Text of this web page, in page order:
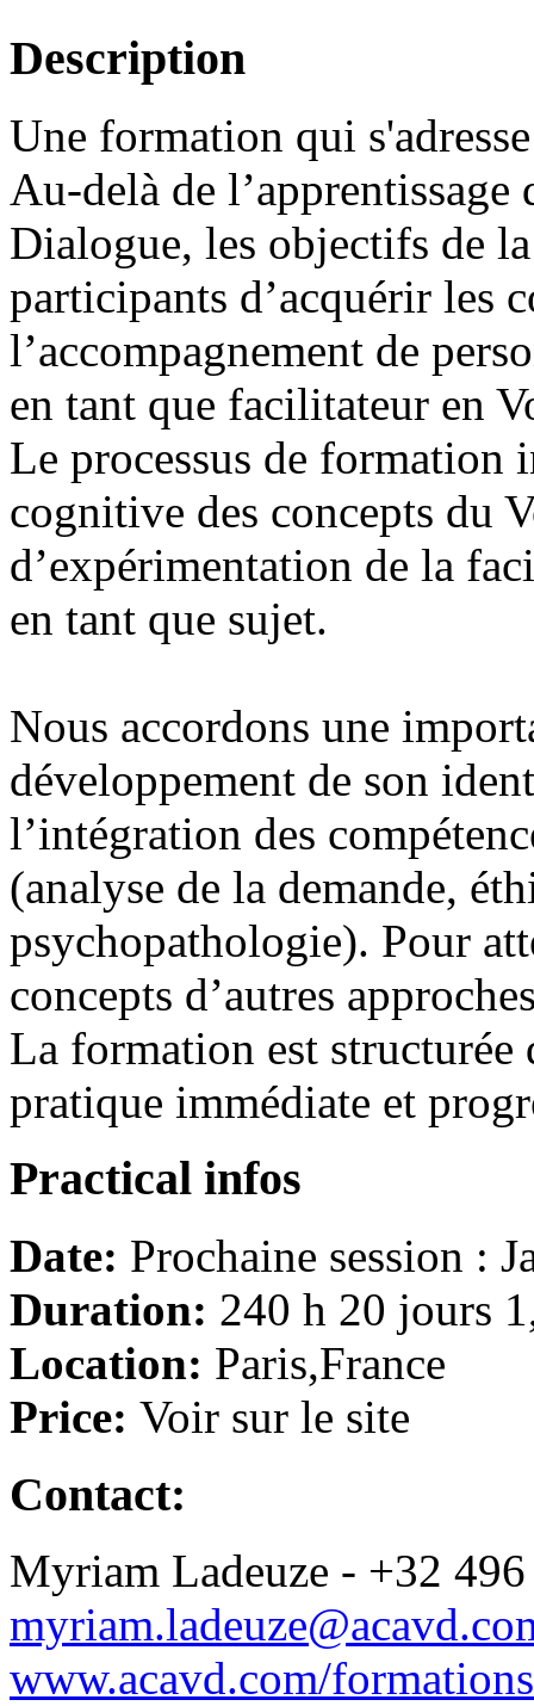
Description
Une formation qui
Au-delà de
Dialogue, les objectifs de
participants d’acquérir les
l’accompagnement de
en tant que facilitateur en
Le processus de formation
cognitive des concepts du
d’expérimentation de la
en tant que sujet.
Nous accordons une
développement de son
l’intégration des
(analyse de la demande,
psychopathologie). Pour
concepts d’autres
La formation est structurée
pratique immédiate et
Practical infos
Date: Prochaine session :
Duration: 240 h 20 jours
Location: Paris,France
Price: Voir sur le site
Contact:
Myriam Ladeuze - +32
www.acavd.com/